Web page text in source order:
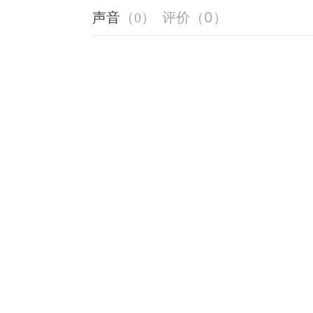
声音 （0） 评价 （0 ）